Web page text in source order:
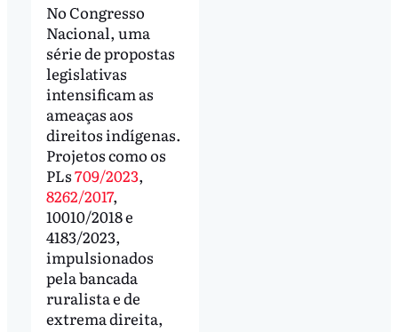
No Congresso
Nacional, uma
série de propostas
legislativas
intensificam as
ameaças aos
direitos indígenas.
Projetos como os
PLs709/2023,
8262/2017,
10010/2018 e
4183/2023,
impulsionados
pela bancada
ruralista e de
extrema direita,